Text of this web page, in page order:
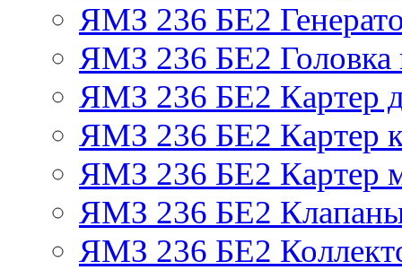
ЯМЗ 236 БЕ2
ЯМЗ 236 БЕ2 Головка
ЯМЗ 236 БЕ2 Картер
ЯМЗ 236 БЕ2 Картер
ЯМЗ 236 БЕ2 Картер
ЯМЗ 236 БЕ2 Клапаны
ЯМЗ 236 БЕ2